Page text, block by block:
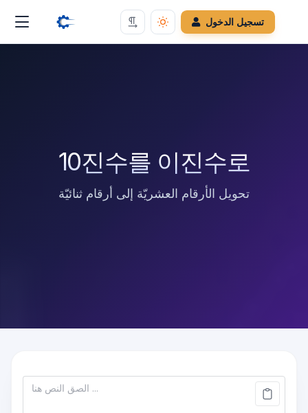
تسجيل الدخول
10진수를 이진수로
تحويل الأرقام العشريّة إلى أرقام ثنائيّة